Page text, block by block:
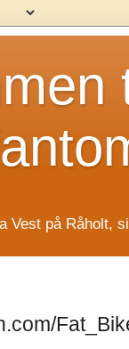
Vest på Råholt,